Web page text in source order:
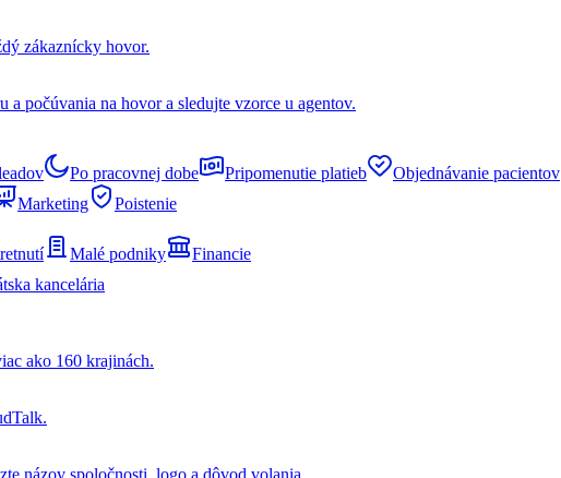
zákaznícky hovor.
a počúvania na hovor a sledujte vzorce u agentov.
Po pracovnej dobe Pripomenutie platieb
Objednávanie pacientov
Marketing
Poistenie
Malé podniky
Financie
kancelária
ako 160 krajinách.
názov spoločnosti, logo a dôvod volania.